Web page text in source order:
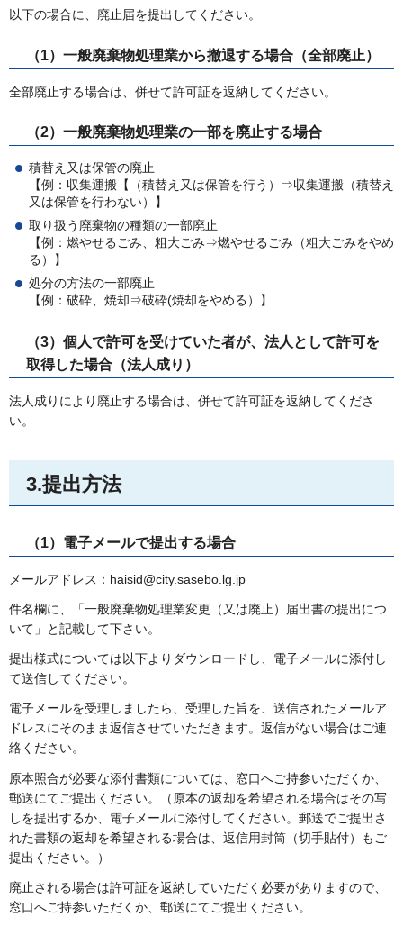
以下の場合に、廃止届を提出してください。
（1）一般廃棄物処理業から撤退する場合（全部廃止）
全部廃止する場合は、併せて許可証を返納してください。
（2）一般廃棄物処理業の一部を廃止する場合
積替え又は保管の廃止
【例：収集運搬【（積替え又は保管を行う）⇒収集運搬（積替え
又は保管を行わない）】
取り扱う廃棄物の種類の一部廃止
【例：燃やせるごみ、粗大ごみ⇒燃やせるごみ（粗大ごみをやめ
る）】
処分の方法の一部廃止
【例：破砕、焼却⇒破砕(焼却をやめる）】
（3）個人で許可を受けていた者が、法人として許可を
取得した場合（法人成り）
法人成りにより廃止する場合は、併せて許可証を返納してくださ
い。
3.提出方法
（1）電子メールで提出する場合
メールアドレス：haisid@city.sasebo.lg.jp
件名欄に、「一般廃棄物処理業変更（又は廃止）届出書の提出につ
いて」と記載して下さい。
提出様式については以下よりダウンロードし、電子メールに添付し
て送信してください。
電子メールを受理しましたら、受理した旨を、送信されたメールア
ドレスにそのまま返信させていただきます。返信がない場合はご連
絡ください。
原本照合が必要な添付書類については、窓口へご持参いただくか、
郵送にてご提出ください。（原本の返却を希望される場合はその写
しを提出するか、電子メールに添付してください。郵送でご提出さ
れた書類の返却を希望される場合は、返信用封筒（切手貼付）もご
提出ください。）
廃止される場合は許可証を返納していただく必要がありますので、
窓口へご持参いただくか、郵送にてご提出ください。